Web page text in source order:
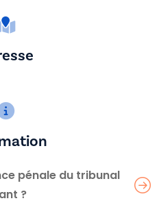
pénale du tribunal
?